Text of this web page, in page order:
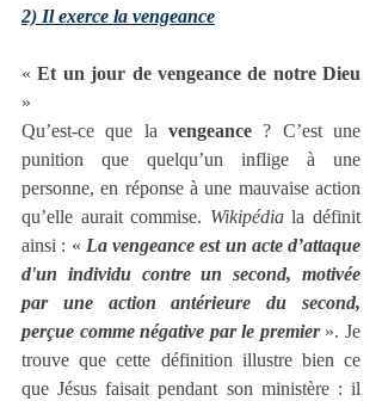
2) Il exerce la vengeance
« Et un jour de vengeance de notre Dieu
»
Qu’est-ce que la vengeance ? C’est une
punition que quelqu’un inflige à une
personne, en réponse à une mauvaise action
qu’elle aurait commise. Wikipédia la définit
ainsi : « La vengeance est un acte d’attaque
d'un individu contre un second, motivée
par une action antérieure du second,
perçue comme négative par le premier ». Je
trouve que cette définition illustre bien ce